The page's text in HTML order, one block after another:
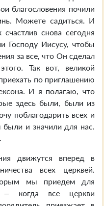
благословения почили
Можете садиться. И
снова сегодня
Господу Иисусу, чтобы
за все, что Он сделал
Так вот, великой
по приглашению
И я полагаю, что
здесь были, были из
поблагодарить всех и
были и значили для нас.
движутся вперед в
всех церквей.
мы приедем для
– когда все церкви